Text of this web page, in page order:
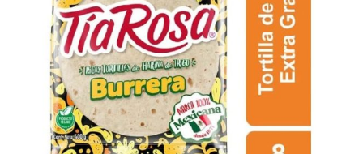
cantidad